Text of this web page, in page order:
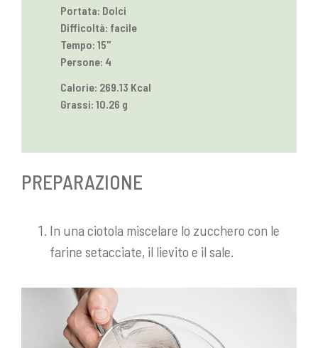
Portata: Dolci
Difficoltà: facile
Tempo: 15''
Persone: 4
Calorie: 269.13 Kcal
Grassi: 10.26 g
PREPARAZIONE
In una ciotola miscelare lo zucchero con le
farine setacciate, il lievito e il sale.